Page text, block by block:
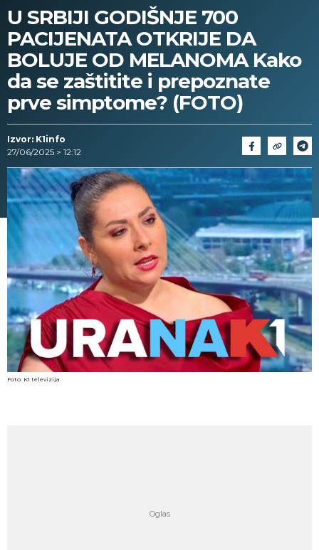
U SRBIJI GODIŠNJE 700
PACIJENATA OTKRIJE DA
BOLUJE OD MELANOMA Kako
da se zaštitite i prepoznate
prve simptome? (FOTO)
Izvor: K1info
27/06/2025 > 12:12
Foto: K1 televizija